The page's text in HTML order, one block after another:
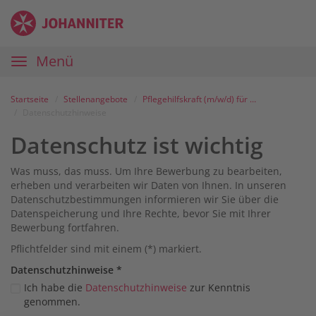
Zum
Inhalt
Anmelden
Zur
Navigation
Zur
Startseite
Karriereportal
Johanniter
Hauptnavigation
Menü
Startseite Stellenangebote
Pflegehilfskraft (m/w/d) für unsere Tagespflege in Bobingen
Datenschutz ist wichtig
Was muss, das muss. Um Ihre Bewerbung zu bearbeiten,
erheben und verarbeiten wir Daten von Ihnen. In unseren
Datenschutzbestimmungen informieren wir Sie über die
Datenspeicherung und Ihre Rechte, bevor Sie mit Ihrer
Bewerbung fortfahren.
Pflichtfelder sind mit einem (*) markiert.
Datenschutz­hinweise *
Ich habe die Datenschutzhinweise zur Kenntnis
genommen.